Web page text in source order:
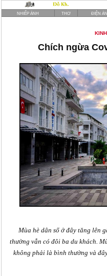
NHIẾP ẢNH THƠ ĐIỆN
Chích ngừa
Mùa hè dân số ở đây tăng lên
thường vẫn có đôi ba du khách.
không phải là bình thường và